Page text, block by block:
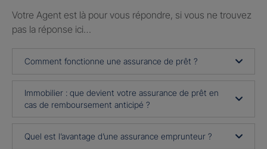
Votre Agent est là pour vous répondre, si vous ne trouvez
pas la réponse ici…
Comment fonctionne une assurance de prêt ?
Immobilier : que devient votre assurance de prêt en
cas de remboursement anticipé ?
Quel est l’avantage d’une assurance emprunteur ?